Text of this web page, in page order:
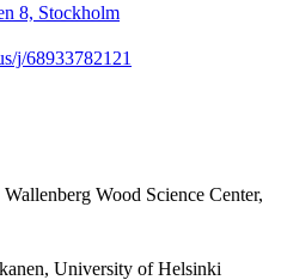
8, Stockholm
j/68933782121
Wallenberg Wood Science Center,
University of Helsinki